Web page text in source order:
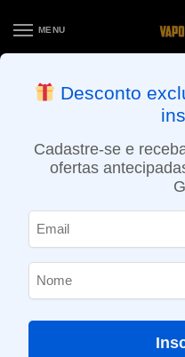
MENU
ENTREGA NO MESMO DIA
APROVADOS
Desconto
Cadastre-se e
ofertas